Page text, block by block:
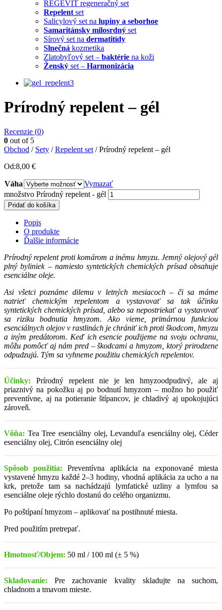
REGEVIT regeneračný set
Repelent set
Salicylový set na lupiny a seborhoe
Samaritánsky milosrdný set
Sírový set na dermatitídy
Slnečná kozmetika
Zlatobyľový set – baktérie na koži
Ženský set – Harmonizácia
Prírodný repelent – gél
Recenzie (0)
0 out of 5
Obchod / Sety /Repelent set / Prírodný repelent – gél
Od:8,00 €
Váha
Vymazať
množstvo Prírodný repelent - gél
Pridať do košíka
Popis
O produkte
Ďalšie informácie
Prírodný repelent proti komárom a inému hmyzu.Jemný olejový gél
plný byliniek – namiesto syntetických chemických prísad obsahuje
esenciálne oleje.
Asi všetci poznáme dilemu v letných mesiacoch – či sa máme
natrieť chemickým repelentom a vystavovať sa tak účinku
syntetických chemických prísad, alebo sa nepostriekať a vystavovať
sa riziku bodnutia hmyzom. Ako vieme, primárnou funkciou
esenciálnych olejov v rastlinách je chrániť ich proti škodcom, hmyzu
a iným predátorom. Keď ich esencie použijeme na svoju ochranu,
môžu pomôcť aj nám pred – škodcami a hmyzom, ktorý prirodzene
odpudzujú. Tým sa vyhneme použitiu chemických repelentov.
Účinky:
Prírodný repelent nie je len hmyzoodpudivý, ale aj
priaznivý na pokožku aj po bodnutí hmyzom – možno ho použiť
preventívne, aj na potieranie štípancov, je chladivý aj upokojujúci
zároveň.
Vôňa: Tea Tree esenciálny olej, Levanduľa esenciálny olej, Céder
esenciálny olej, Citrón esenciálny olej
Spôsob použitia: Preventívna aplikácia na exponované miesta
vystavené hmyzu každé 2–3 hodiny, vhodná aplikácia za ucho a na
krk, pretože tam sa nachádzajú lymfatické uzliny a lymfou sa
esenciálne oleje rýchlo dostanú do celého organizmu.
Po poštípaní hmyzom – aplikovať na postihnuté miesta.
Pred použitím pretrepať.
Hmotnosť/Objem: 50 ml / 100 ml (± 5 %)
Skladovanie:Pre zachovanie kvality skladujte na suchom,
chladnom a tmavom mieste.